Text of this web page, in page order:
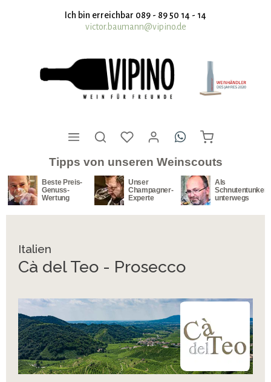
springenIch bin erreichbar 089 - 89 50 14 - 14
victor.baumann@vipino.de
Tipps von unseren Weinscouts
Beste Preis-
Genuss-
Wertung
Unser
Champagner-
Experte
Als
Schnutentunker
unterwegs
Italien
Cà del Teo - Prosecco